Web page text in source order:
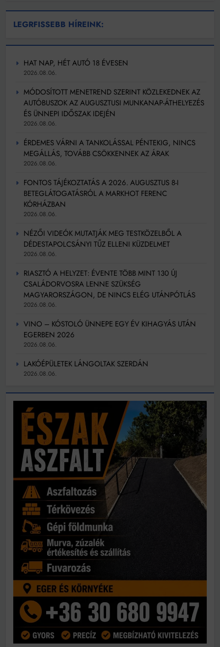
LEGRFISSEBB HÍREINK:
HAT NAP, HÉT AUTÓ 18 ÉVESEN
2026.08.06.
MÓDOSÍTOTT MENETREND SZERINT KÖZLEKEDNEK AZ
AUTÓBUSZOK AZ AUGUSZTUSI MUNKANAP-ÁTHELYEZÉS
ÉS ÜNNEPI IDŐSZAK IDEJÉN
2026.08.06.
ÉRDEMES VÁRNI A TANKOLÁSSAL PÉNTEKIG, NINCS
MEGÁLLÁS, TOVÁBB CSÖKKENNEK AZ ÁRAK
2026.08.06.
FONTOS TÁJÉKOZTATÁS A 2026. AUGUSZTUS 8-I
BETEGLÁTOGATÁSRÓL A MARKHOT FERENC
KÓRHÁZBAN
2026.08.06.
NÉZŐI VIDEÓK MUTATJÁK MEG TESTKÖZELBŐL A
DÉDESTAPOLCSÁNYI TŰZ ELLENI KÜZDELMET
2026.08.06.
RIASZTÓ A HELYZET: ÉVENTE TÖBB MINT 130 ÚJ
CSALÁDORVOSRA LENNE SZÜKSÉG
MAGYARORSZÁGON, DE NINCS ELÉG UTÁNPÓTLÁS
2026.08.06.
VINO – KÓSTOLÓ ÜNNEPE EGY ÉV KIHAGYÁS UTÁN
EGERBEN 2026
2026.08.06.
LAKÓÉPÜLETEK LÁNGOLTAK SZERDÁN
2026.08.06.